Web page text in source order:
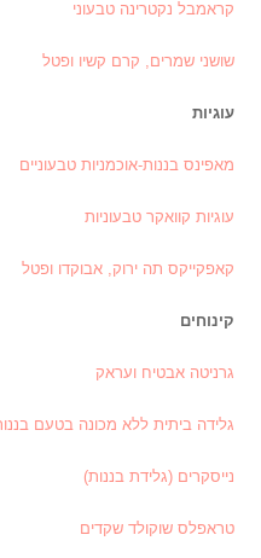
קראמבל נקטרינה טבעוני
שושני שמרים, קרם קשיו ופטל
עוגיות
מאפינס בננות-אוכמניות טבעוניים
עוגיות קוואקר טבעוניות
קאפקייקס תה ירוק, אבוקדו ופטל
קינוחים
גרניטה אבטיח ועראק
גלידה ביתית ללא מכונה בטעם
נייסקרים (גלידת בננות)
טראפלס שוקולד שקדים